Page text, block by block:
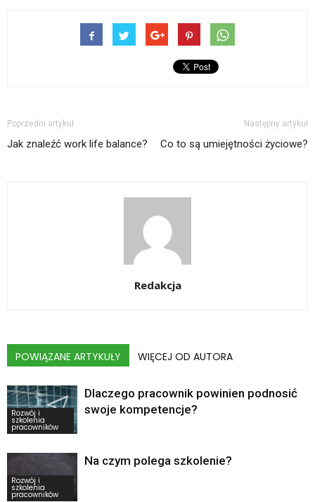
Poprzedni artykuł
Jak znaleźć work life balance?
Następny artykuł
Co to są umiejętności życiowe?
Redakcja
POWIĄZANE ARTYKUŁY WIĘCEJ OD AUTORA
Rozwój i
szkolenia
pracowników
Dlaczego pracownik powinien podnosić
swoje kompetencje?
Rozwój i
szkolenia
pracowników
Na czym polega szkolenie?